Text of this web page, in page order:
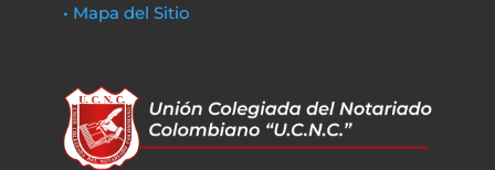
• Mapa del Sitio